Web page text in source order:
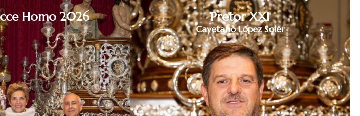
Homo 2026
Cayetano López Soler
Pretor XXI